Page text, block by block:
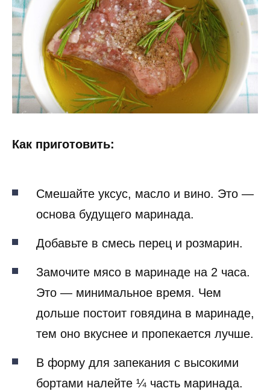
Как приготовить:
Смешайте уксус, масло и вино. Это —
основа будущего маринада.
Добавьте в смесь перец и розмарин.
Замочите мясо в маринаде на 2 часа.
Это — минимальное время. Чем
дольше постоит говядина в маринаде,
тем оно вкуснее и пропекается лучше.
В форму для запекания с высокими
бортами налейте ¼ часть маринада.